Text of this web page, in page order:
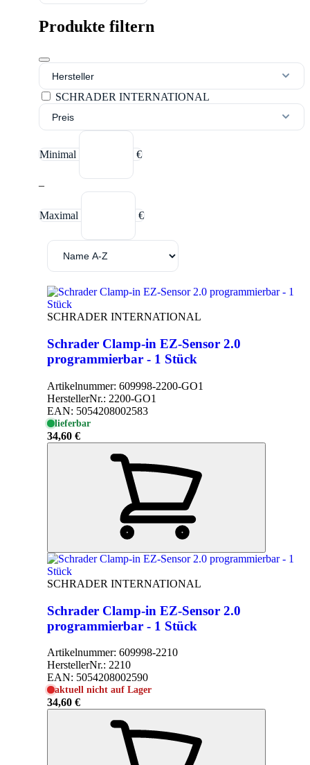
Produkte filtern
Hersteller
SCHRADER INTERNATIONAL
Preis
Minimal €
–
Maximal €
SCHRADER INTERNATIONAL
Schrader Clamp-in EZ-Sensor 2.0
programmierbar - 1 Stück
Artikelnummer: 609998-2200-GO1
HerstellerNr.: 2200-GO1
EAN: 5054208002583
lieferbar
34,60 €
SCHRADER INTERNATIONAL
Schrader Clamp-in EZ-Sensor 2.0
programmierbar - 1 Stück
Artikelnummer: 609998-2210
HerstellerNr.: 2210
EAN: 5054208002590
aktuell nicht auf Lager
34,60 €